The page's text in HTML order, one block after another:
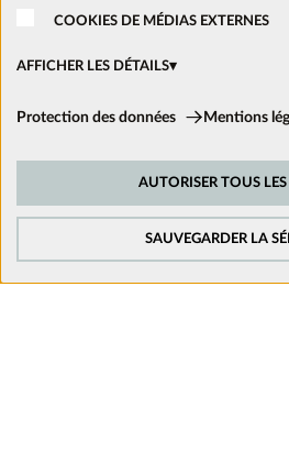
COOKIES DE MÉDIAS EXTERNES
AFFICHER LES DÉTAILS
Cookies techniques:
Afin d’améliorer constamment notre site
comportement de nos visiteurs. Pour cela,
Protection des données Mentions
SAUVEGARDER LA
AUTORISER TOUS LES
Nous suivre sur les